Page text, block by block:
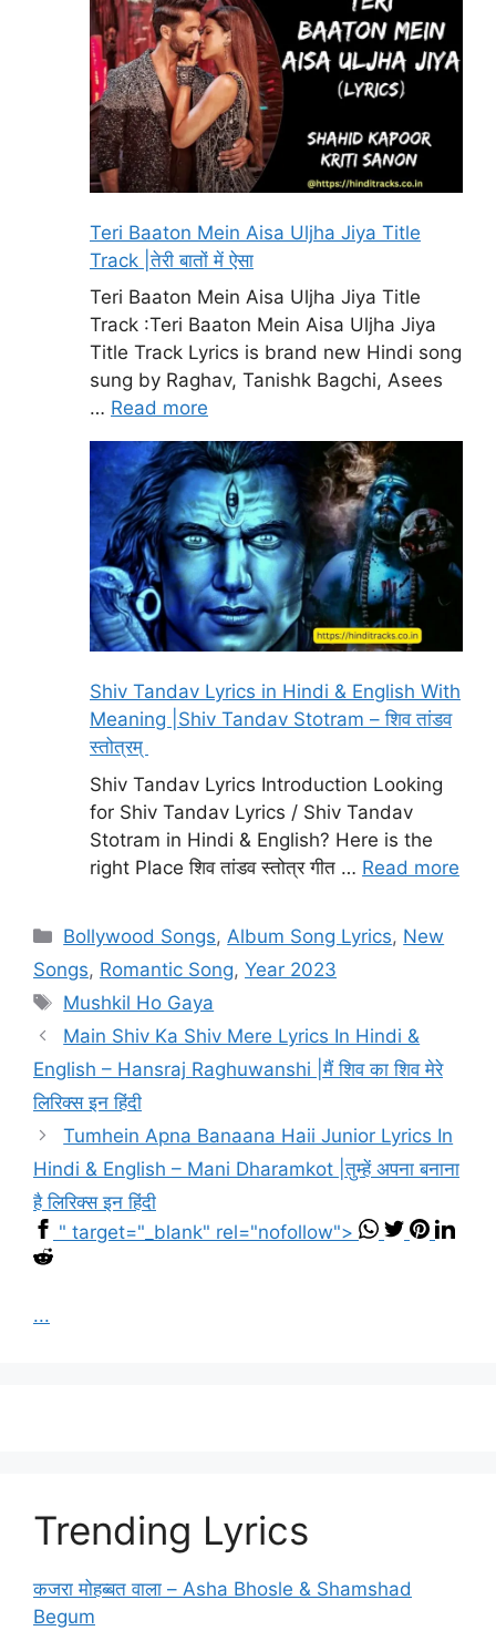
Teri Baaton Mein Aisa Uljha Jiya Title
Track |तेरी बातों में ऐसा
Teri Baaton Mein Aisa Uljha Jiya Title
Track :Teri Baaton Mein Aisa Uljha Jiya
Title Track Lyrics is brand new Hindi song
sung by Raghav, Tanishk Bagchi, Asees
… Read more
Shiv Tandav Lyrics in Hindi & English With
Meaning |Shiv Tandav Stotram – शिव तांडव
स्तोत्रम्
Shiv Tandav Lyrics Introduction Looking
for Shiv Tandav Lyrics / Shiv Tandav
Stotram in Hindi & English? Here is the
right Place शिव तांडव स्तोत्र गीत … Read more
Categories
Bollywood Songs, Album Song Lyrics, New
Songs, Romantic Song, Year 2023
Tags
Mushkil Ho Gaya
Main Shiv Ka Shiv Mere Lyrics In Hindi &
English – Hansraj Raghuwanshi |मैं शिव का शिव मेरे
लिरिक्स इन हिंदी
Tumhein Apna Banaana Haii Junior Lyrics In
Hindi & English – Mani Dharamkot |तुम्हें अपना बनाना
है लिरिक्स इन हिंदी
" target="_blank" rel="nofollow">
...
Trending Lyrics
कजरा मोहब्बत वाला – Asha Bhosle & Shamshad
Begum